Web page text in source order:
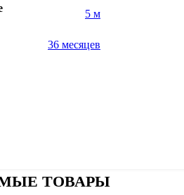
5 м
36 месяцев
ТОВАРЫ